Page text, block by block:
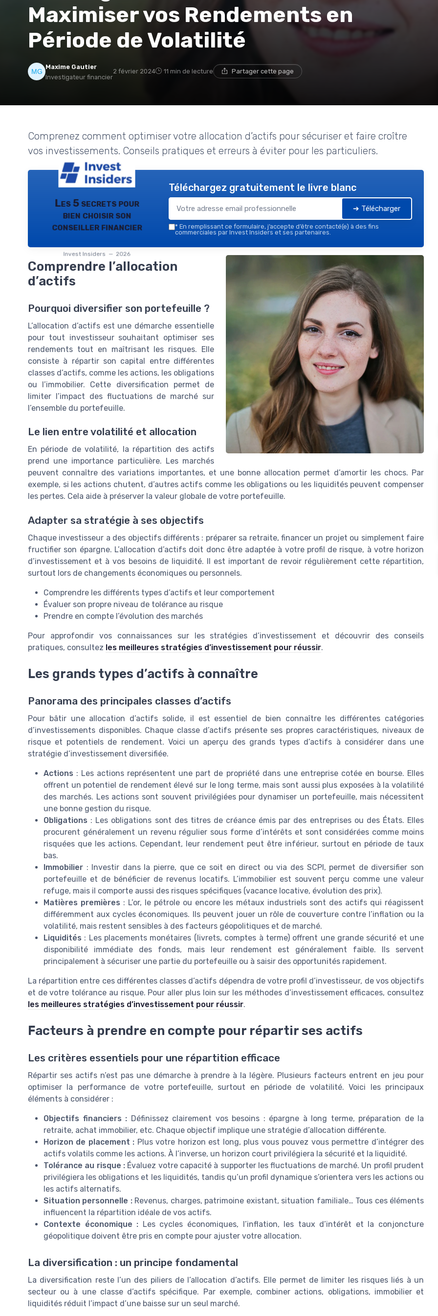
Maximiser vos Rendements en
Période de Volatilité
Maxime Gautier
Investigateur financier
2 février 2024 11 min de lecture Partager cette page
Comprenez comment optimiser votre allocation d’actifs pour sécuriser et faire croître
vos investissements. Conseils pratiques et erreurs à éviter pour les particuliers.
Les 5 secrets pour
bien choisir son
conseiller financier
Invest Insiders — 2026
Téléchargez gratuitement le livre blanc
➔ Télécharger
* En remplissant ce formulaire, j’accepte d’être contacté(e) à des fins
commerciales par Invest Insiders et ses partenaires.
Comprendre l’allocation
d’actifs
Pourquoi diversifier son portefeuille ?
L’allocation d’actifs est une démarche essentielle
pour tout investisseur souhaitant optimiser ses
rendements tout en maîtrisant les risques. Elle
consiste à répartir son capital entre différentes
classes d’actifs, comme les actions, les obligations
ou l’immobilier. Cette diversification permet de
limiter l’impact des fluctuations de marché sur
l’ensemble du portefeuille.
Le lien entre volatilité et allocation
En période de volatilité, la répartition des actifs
prend une importance particulière. Les marchés
peuvent connaître des variations importantes, et une bonne allocation permet d’amortir les chocs. Par
exemple, si les actions chutent, d’autres actifs comme les obligations ou les liquidités peuvent compenser
les pertes. Cela aide à préserver la valeur globale de votre portefeuille.
Adapter sa stratégie à ses objectifs
Chaque investisseur a des objectifs différents : préparer sa retraite, financer un projet ou simplement faire
fructifier son épargne. L’allocation d’actifs doit donc être adaptée à votre profil de risque, à votre horizon
d’investissement et à vos besoins de liquidité. Il est important de revoir régulièrement cette répartition,
surtout lors de changements économiques ou personnels.
Comprendre les différents types d’actifs et leur comportement
Évaluer son propre niveau de tolérance au risque
Prendre en compte l’évolution des marchés
Pour approfondir vos connaissances sur les stratégies d’investissement et découvrir des conseils
pratiques, consultez les meilleures stratégies d’investissement pour réussir.
Les grands types d’actifs à connaître
Panorama des principales classes d’actifs
Pour bâtir une allocation d’actifs solide, il est essentiel de bien connaître les différentes catégories
d’investissements disponibles. Chaque classe d’actifs présente ses propres caractéristiques, niveaux de
risque et potentiels de rendement. Voici un aperçu des grands types d’actifs à considérer dans une
stratégie d’investissement diversifiée.
Actions : Les actions représentent une part de propriété dans une entreprise cotée en bourse. Elles
offrent un potentiel de rendement élevé sur le long terme, mais sont aussi plus exposées à la volatilité
des marchés. Les actions sont souvent privilégiées pour dynamiser un portefeuille, mais nécessitent
une bonne gestion du risque.
Obligations : Les obligations sont des titres de créance émis par des entreprises ou des États. Elles
procurent généralement un revenu régulier sous forme d’intérêts et sont considérées comme moins
risquées que les actions. Cependant, leur rendement peut être inférieur, surtout en période de taux
bas.
Immobilier : Investir dans la pierre, que ce soit en direct ou via des SCPI, permet de diversifier son
portefeuille et de bénéficier de revenus locatifs. L’immobilier est souvent perçu comme une valeur
refuge, mais il comporte aussi des risques spécifiques (vacance locative, évolution des prix).
Matières premières : L’or, le pétrole ou encore les métaux industriels sont des actifs qui réagissent
différemment aux cycles économiques. Ils peuvent jouer un rôle de couverture contre l’inflation ou la
volatilité, mais restent sensibles à des facteurs géopolitiques et de marché.
Liquidités : Les placements monétaires (livrets, comptes à terme) offrent une grande sécurité et une
disponibilité immédiate des fonds, mais leur rendement est généralement faible. Ils servent
principalement à sécuriser une partie du portefeuille ou à saisir des opportunités rapidement.
La répartition entre ces différentes classes d’actifs dépendra de votre profil d’investisseur, de vos objectifs
et de votre tolérance au risque. Pour aller plus loin sur les méthodes d’investissement efficaces, consultez
les meilleures stratégies d’investissement pour réussir.
Facteurs à prendre en compte pour répartir ses actifs
Les critères essentiels pour une répartition efficace
Répartir ses actifs n’est pas une démarche à prendre à la légère. Plusieurs facteurs entrent en jeu pour
optimiser la performance de votre portefeuille, surtout en période de volatilité. Voici les principaux
éléments à considérer :
Objectifs financiers : Définissez clairement vos besoins : épargne à long terme, préparation de la
retraite, achat immobilier, etc. Chaque objectif implique une stratégie d’allocation différente.
Horizon de placement : Plus votre horizon est long, plus vous pouvez vous permettre d’intégrer des
actifs volatils comme les actions. À l’inverse, un horizon court privilégiera la sécurité et la liquidité.
Tolérance au risque : Évaluez votre capacité à supporter les fluctuations de marché. Un profil prudent
privilégiera les obligations et les liquidités, tandis qu’un profil dynamique s’orientera vers les actions ou
les actifs alternatifs.
Situation personnelle :Revenus, charges, patrimoine existant, situation familiale… Tous ces éléments
influencent la répartition idéale de vos actifs.
Contexte économique : Les cycles économiques, l’inflation, les taux d’intérêt et la conjoncture
géopolitique doivent être pris en compte pour ajuster votre allocation.
La diversification : un principe fondamental
La diversification reste l’un des piliers de l’allocation d’actifs. Elle permet de limiter les risques liés à un
secteur ou à une classe d’actifs spécifique. Par exemple, combiner actions, obligations, immobilier et
liquidités réduit l’impact d’une baisse sur un seul marché.